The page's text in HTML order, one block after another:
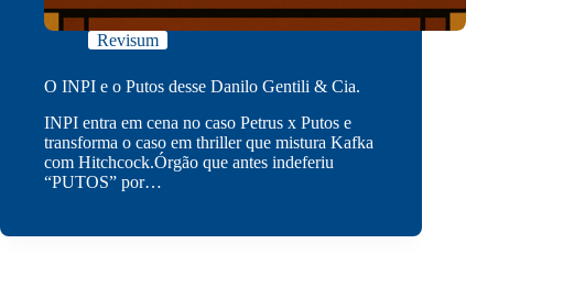
Revisum
O INPI e o Putos desse Danilo Gentili & Cia.
INPI entra em cena no caso Petrus x Putos e
transforma o caso em thriller que mistura Kafka
com Hitchcock.Órgão que antes indeferiu
“PUTOS” por…